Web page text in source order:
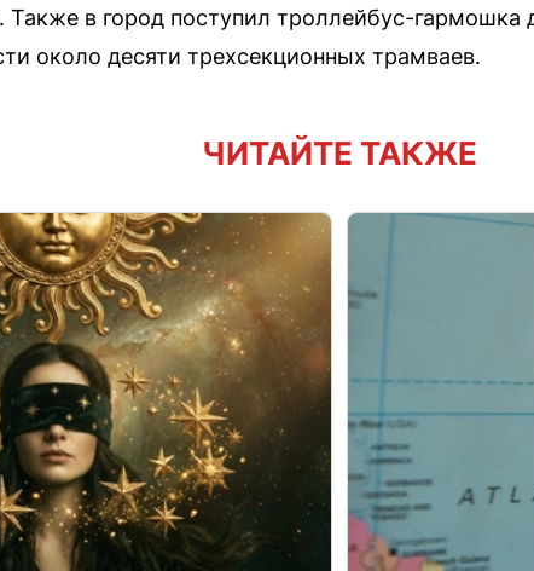
в город поступил троллейбус-гармошка
около десяти трехсекционных трамваев.
ЧИТАЙТЕ ТАКЖЕ